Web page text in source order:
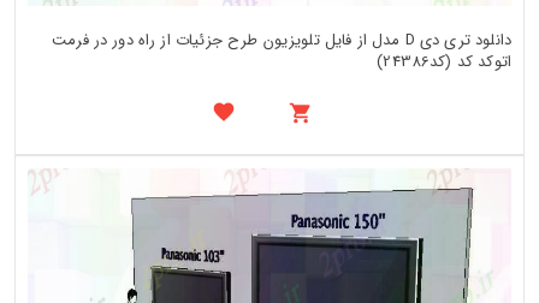
دانلود تری دی D مدل از فایل تلویزیون طرح جزئیات از راه دور در فرمت
اتوکد کد (کد24386)